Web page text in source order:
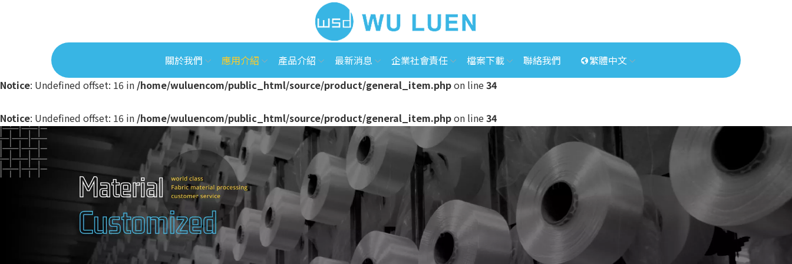
Notice: Undefined offset: 16 in /home/wuluencom/public_html/source/product/general_item.phpon line34
Notice: Undefined offset: 16 in /home/wuluencom/public_html/source/product/general_item.phpon line34
關於我們 應用介紹 產品介紹 最新消息 企業社會責任 檔案下載 聯絡我們 繁體中文